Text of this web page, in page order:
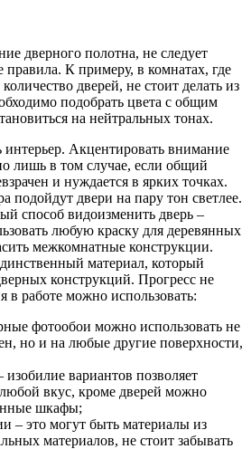
дверного полотна, не следует
правила. К примеру, в комнатах, где
дверей, не стоит делать из
подобрать цвета с общим
на нейтральных тонах.
интерьер. Акцентировать внимание
лишь в том случае, если общий
и нуждается в ярких точках.
подойдут двери на пару тон светлее.
способ видоизменить дверь –
любую краску для деревянных
межкомнатные конструкции.
материал, который
конструкций. Прогресс не
в работе можно использовать:
фотообои можно использовать не
но и на любые другие поверхности,
изобилие вариантов позволяет
вкус, кроме дверей можно
шкафы;
– это могут быть материалы из
материалов, не стоит забывать